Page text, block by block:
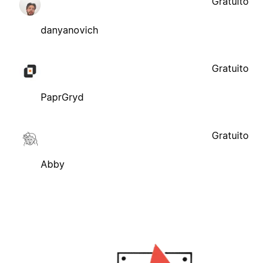
danyanovich
PaprGryd
Gratuito
Abby
Gratuito